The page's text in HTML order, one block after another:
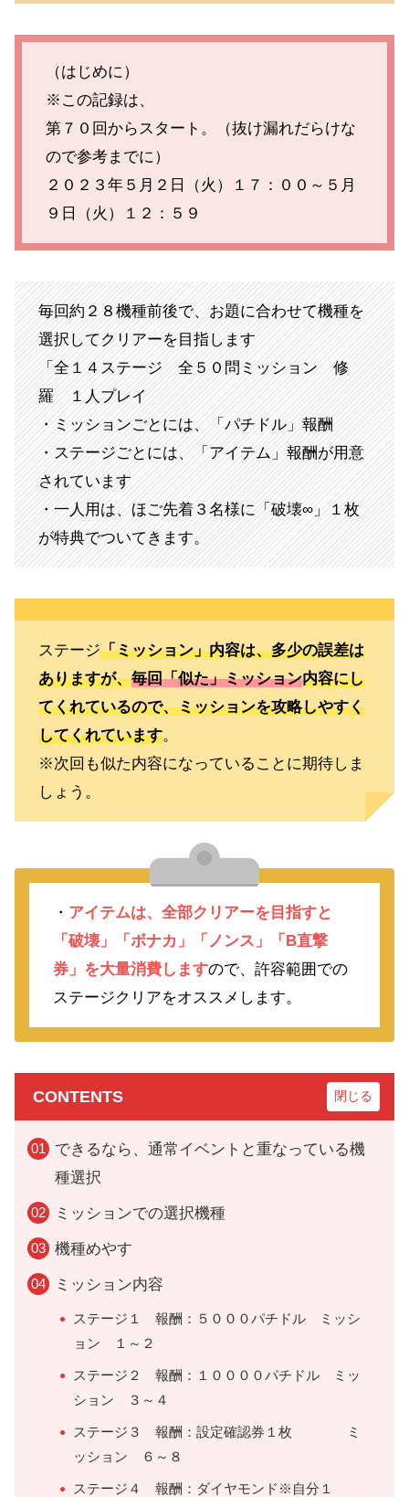
（はじめに）
※この記録は、
第７０回からスタート。（抜け漏れだらけな
ので参考までに）
２０２３年５月２日（火）１７：００～５月
９日（火）１２：５９
毎回約２８機種前後で、お題に合わせて機種を
選択してクリアーを目指します
「全１４ステージ 全５０問ミッション 修
羅 １人プレイ
・ミッションごとには、「パチドル」報酬
・ステージごとには、「アイテム」報酬が用意
されています
・一人用は、ほご先着３名様に「破壊∞」１枚
が特典でついてきます。
ステージ「ミッション」内容は、多少の誤差は
ありますが、毎回「似た」ミッション内容にし
てくれているので、ミッションを攻略しやすく
してくれています。
※次回も似た内容になっていることに期待しま
しょう。
・ アイテムは、全部クリアーを目指すと
「破壊」「ボナカ」「ノンス」「B直撃
券」を大量消費しますので、許容範囲での
ステージクリアをオススメします。
CONTENTS
できるなら、通常イベントと重なっている機
種選択
ミッションでの選択機種
機種めやす
ミッション内容
ステージ１ 報酬：５０００パチドル ミッシ
ョン １～２
ステージ２ 報酬：１００００パチドル ミッ
ション ３～４
ステージ３ 報酬：設定確認券１枚 ミ
ッション ６～８
ステージ４ 報酬：ダイヤモンド※自分１